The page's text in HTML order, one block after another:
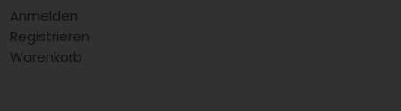
Anmelden
Registrieren
Warenkorb